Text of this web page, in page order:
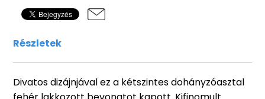
Részletek
Divatos dizájnjával ez a kétszintes dohányzóasztal